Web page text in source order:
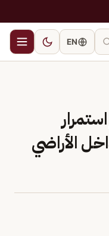
EN
الأراضي